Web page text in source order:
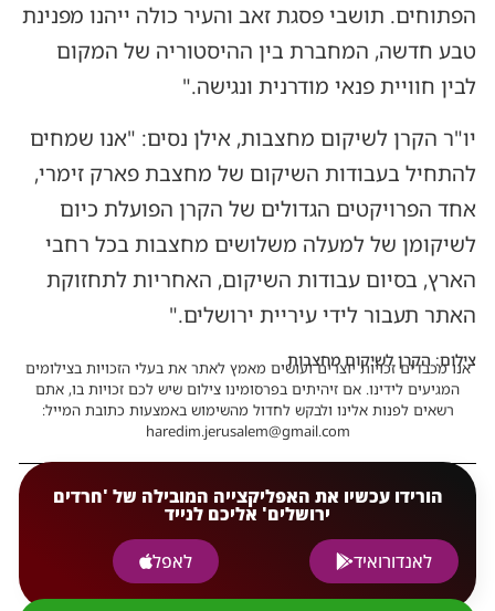
הפתוחים. תושבי פסגת זאב והעיר כולה ייהנו מפנינת
טבע חדשה, המחברת בין ההיסטוריה של המקום
לבין חוויית פנאי מודרנית ונגישה."
יו"ר הקרן לשיקום מחצבות, אילן נסים: "אנו שמחים
להתחיל בעבודות השיקום של מחצבת פארק זימרי,
אחד הפרויקטים הגדולים של הקרן הפועלת כיום
לשיקומן של למעלה משלושים מחצבות בכל רחבי
הארץ, בסיום עבודות השיקום, האחריות לתחזוקת
האתר תעבור לידי עיריית ירושלים."
צילום: הקרן לשיקום מחצבות
אנו מכבדים זכויות יוצרים ועושים מאמץ לאתר את בעלי הזכויות בצילומים
המגיעים לידינו. אם זיהיתים בפרסומינו צילום שיש לכם זכויות בו, אתם
רשאים לפנות אלינו ולבקש לחדול מהשימוש באמצעות כתובת המייל:
haredim.jerusalem@gmail.com
הורידו עכשיו את האפליקצייה המובילה של 'חרדים
ירושלים' אליכם לנייד
לאנדורואיד
לאפל